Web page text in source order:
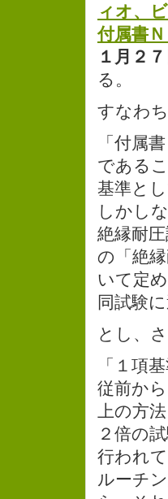
ィオ、
付属書
１月２
る。
すなわち
「付属
である
基準と
しかし
絶縁耐
の「絶
いて定
同試験
とし、さ
「１項
従前か
上の方
２倍の
行われ
ルーチ